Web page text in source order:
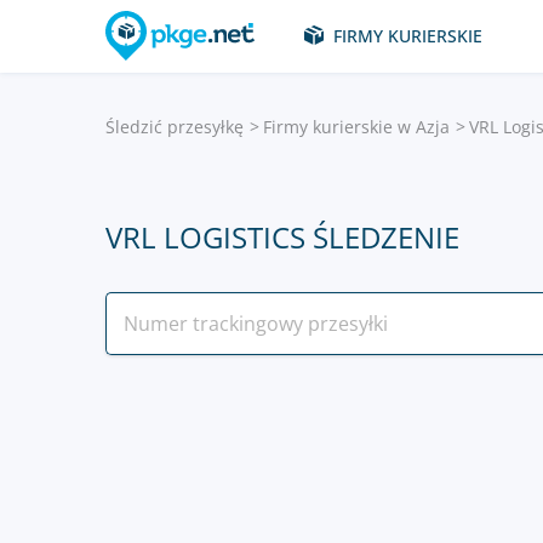
FIRMY KURIERSKIE
Śledzić przesyłkę Firmy kurierskie w Azja VRL
VRL LOGISTICS ŚLEDZENIE